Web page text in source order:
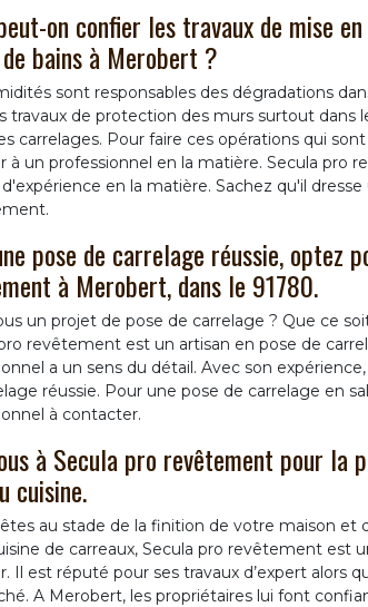
on confier les travaux de mise
bains à Merobert ?
sont responsables des dégradations
travaux de protection des murs surtout dans
carrelages. Pour faire ces opérations qui
à un professionnel en la matière. Secula pro
en la matière. Sachez qu'il
pose de carrelage réussie, optez
à Merobert, dans le 91780.
un projet de pose de carrelage ? Que ce
revêtement est un artisan en pose de
a un sens du détail. Avec son
réussie. Pour une pose de carrelage en
à contacter.
à Secula pro revêtement pour la
cuisine.
au stade de la finition de votre maison et
de carreaux, Secula pro revêtement est
Il est réputé pour ses travaux d’expert alors
A Merobert, les propriétaires lui font